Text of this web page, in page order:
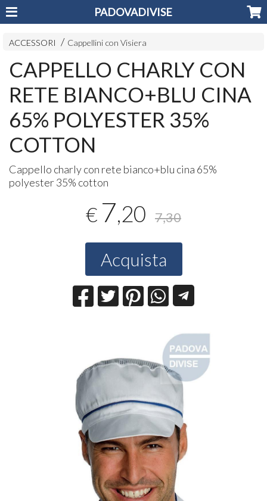
PADOVADIVISE
ACCESSORI Cappellini con Visiera
CAPPELLO CHARLY CON
RETE BIANCO+BLU CINA
65% POLYESTER 35%
COTTON
Cappello charly con rete bianco+blu cina 65%
polyester 35% cotton
€ 7,20 7,30
Acquista